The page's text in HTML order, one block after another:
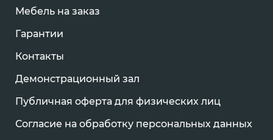
Мебель на заказ
Гарантии
Контакты
Демонстрационный зал
Публичная оферта для физических лиц
Согласие на обработку персональных данных